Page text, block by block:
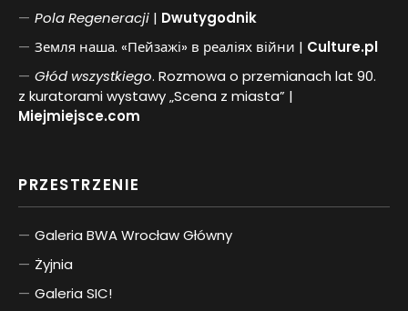
PolaRegeneracji | Dwutygodnik
Земля наша. «Пейзажі» в реаліях війни | Culture.pl
Głód wszystkiego. Rozmowa o przemianach lat 90.
z kuratorami wystawy „Scena z miasta” |
Miejmiejsce.com
PRZESTRZENIE
Galeria BWA Wrocław Główny
Żyjnia
Galeria SIC!